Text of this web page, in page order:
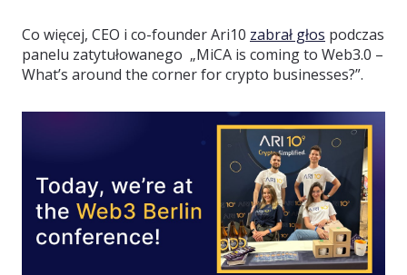
Co więcej, CEO i co-founder Ari10 zabrał głos podczas
panelu zatytułowanego „MiCA is coming to Web3.0 –
What’s around the corner for crypto businesses?”.